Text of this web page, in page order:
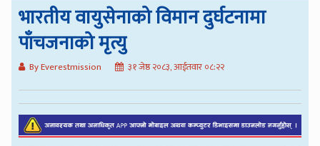
भारतीय वायुसेनाको विमान दुर्घटनामा
पाँचजनाको मृत्यु
By Everestmission ३१ जेष्ठ २०८३, आईतवार ०८:२२